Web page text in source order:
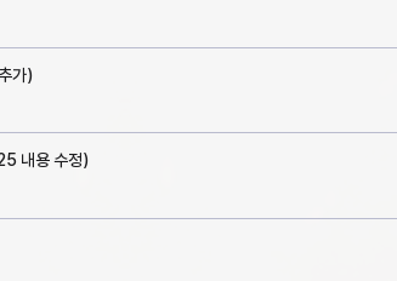
가)
내용 수정)